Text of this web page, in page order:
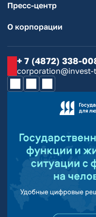
Пресс-центр
О корпорации
+ 7 (4872) 338-
corporation@invest-